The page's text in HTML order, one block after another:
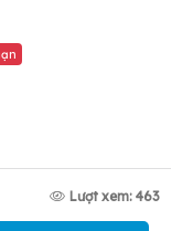
Lượt xem: 463